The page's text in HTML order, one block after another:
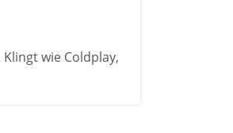
wie Coldplay,